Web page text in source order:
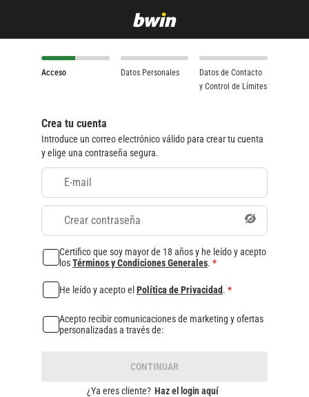
Acceso Datos Personales
Datos de Contacto
y Control de Límites
Crea tu cuenta
Introduce un correo electrónico válido para crear tu cuenta
y elige una contraseña segura.
E-mail
Crear contraseña
Certifico que soy mayor de 18 años y he leído y acepto
losTérminos y Condiciones Generales. *
He leído y acepto el Política de Privacidad. *
Acepto recibir comunicaciones de marketing y ofertas
personalizadas a través de:
CONTINUAR
¿Ya eres cliente? Haz el login aquí